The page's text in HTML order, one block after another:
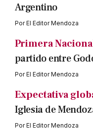
Argentino
PorEl Editor Mendoza
Primera
partido entre
PorEl Editor Mendoza
Expectativa
Iglesia de
PorEl Editor Mendoza